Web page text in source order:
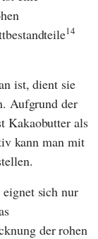
14
ist, dient sie
Aufgrund der
Kakaobutter als
kann man mit
sich nur
der rohen